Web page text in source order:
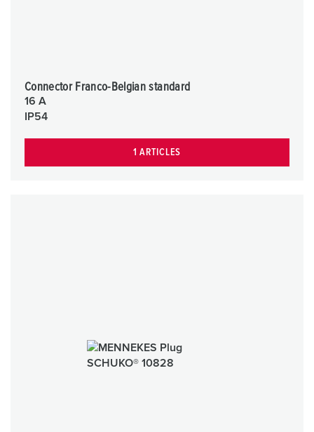
Connector Franco-Belgian standard
16 A
IP54
1 ARTICLES